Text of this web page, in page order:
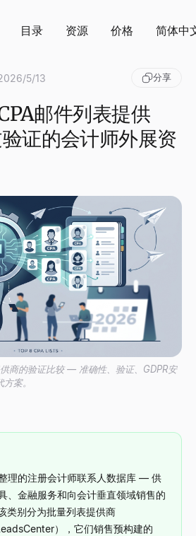
目录 资源 价格 简体中
5/13 分享
邮件列表提供
证的会计师外展资
商的验证比较 — 准确性、验证、GDPR安
案。
理的注册会计师联系人数据库 — 供
、金融服务和向会计垂直领域销售的
类别分为批量列表提供商
），它们销售预构建的